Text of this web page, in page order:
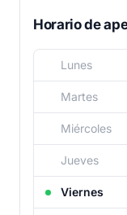
Horario de
Lunes
Martes
Miércoles
Jueves
Viernes